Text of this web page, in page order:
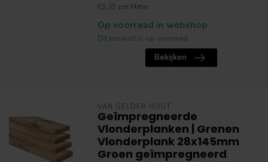
€5,35 per Meter
Op voorraad in webshop
Dit product is op voorraad.
Bekijken
VAN GELDER HOUT
Geïmpregneerde
Vlonderplanken | Grenen
Vlonderplank 28x145mm
Groen geïmpregneerd